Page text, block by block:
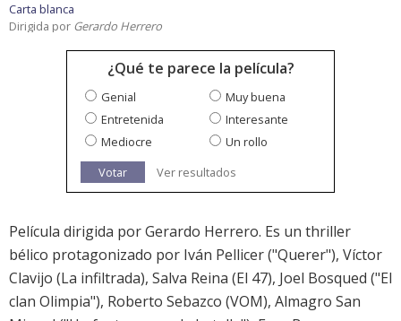
Carta blanca
Dirigida por Gerardo Herrero
¿Qué te parece la película?
Genial
Muy buena
Entretenida
Interesante
Mediocre
Un rollo
Votar
Ver resultados
Película dirigida por Gerardo Herrero. Es un thriller
bélico protagonizado por Iván Pellicer ("Querer"), Víctor
Clavijo (La infiltrada), Salva Reina (El 47), Joel Bosqued ("El
clan Olimpia"), Roberto Sebazco (VOM), Almagro San